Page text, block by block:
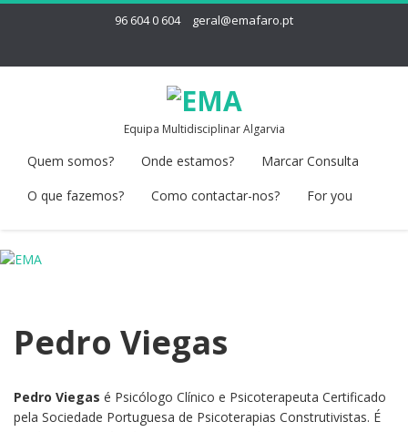
96 604 0 604 geral@emafaro.pt
Equipa Multidisciplinar Algarvia
Quem somos? Onde estamos?
Marcar Consulta
O que fazemos?
Como contactar-nos? For you
Pedro Viegas
Pedro Viegas é Psicólogo Clínico e Psicoterapeuta Certificado
pela Sociedade Portuguesa de Psicoterapias Construtivistas. É